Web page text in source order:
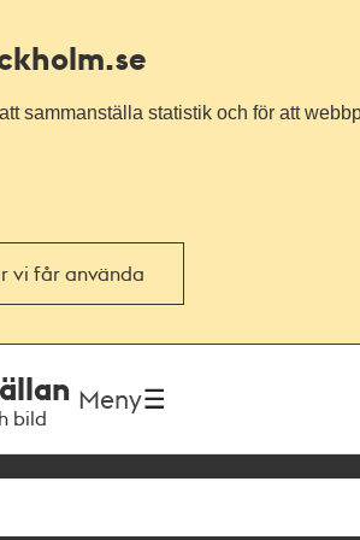
sammanställa statistik och för att
vi får använda
bild
Meny